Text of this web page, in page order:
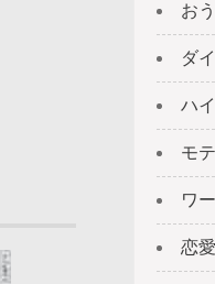
お
ダ
ハ
モ
ワ
恋愛